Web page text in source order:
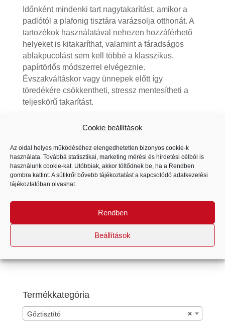
Cookie beállítások
Az oldal helyes működéséhez elengedhetetlen bizonyos cookie-k
használata. Továbbá statisztikai, marketing mérési és hirdetési célból is
használunk cookie-kat. Utóbbiak, akkor töltődnek be, ha a Rendben
gombra kattint. A sütikről bővebb tájékoztatást a kapcsolódó adatkezelési
tájékoztatóban olvashat.
Rendben
Beállítások
Időnként mindenki tart nagytakarítást, amikor a
padlótól a plafonig tisztára varázsolja otthonát. A
tartozékok használatával nehezen hozzáférhető
helyeket is kitakaríthat, valamint a fáradságos
ablakpucolást sem kell többé a klasszikus,
papírtörlős módszerrel elvégeznie.
Évszakváltáskor vagy ünnepek előtt így
töredékére csökkentheti, stressz mentesítheti a
teljeskörű takarítást.
Termékkategória
×
Gőztisztító